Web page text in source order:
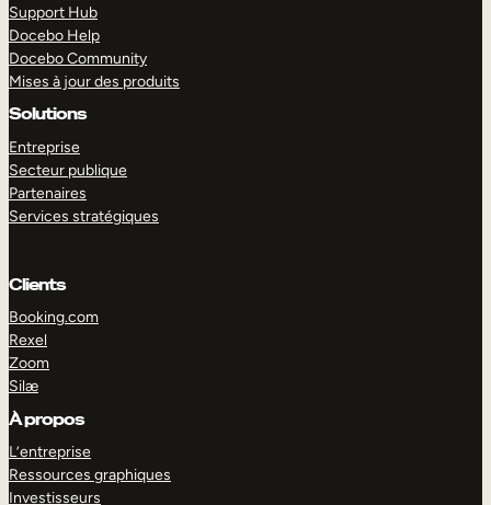
Support Hub
Docebo Help
Docebo Community
Mises à jour des produits
Solutions
Entreprise
Secteur publique
Partenaires
Services stratégiques
Clients
Booking.com
Rexel
Zoom
Silæ
À propos
L’entreprise
Ressources graphiques
Investisseurs